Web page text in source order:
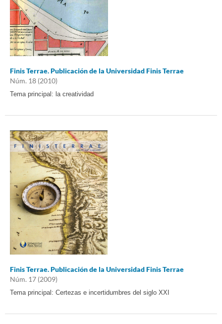
Finis Terrae. Publicación de la Universidad Finis Terrae
Núm. 18 (2010)
Tema principal: la creatividad
Finis Terrae. Publicación de la Universidad Finis Terrae
Núm. 17 (2009)
Tema principal: Certezas e incertidumbres del siglo XXI